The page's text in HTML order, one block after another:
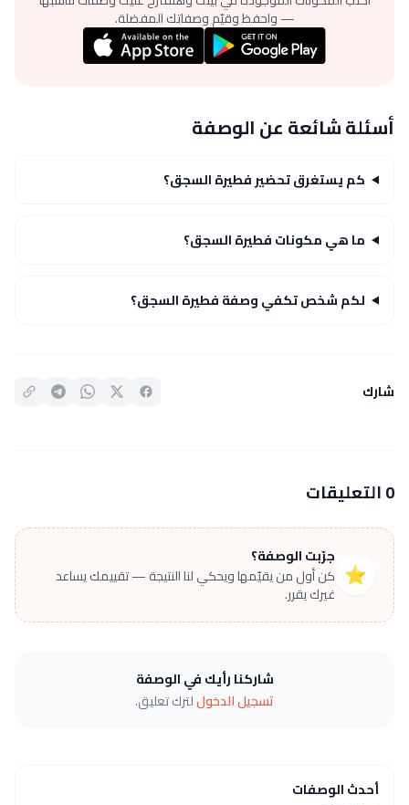
— واحفظ وقيّم وصفاتك المفضلة.
أسئلة شائعة عن الوصفة
كم يستغرق تحضير فطيرة السجق؟
ما هي مكونات فطيرة السجق؟
لكم شخص تكفي وصفة فطيرة السجق؟
شارك
0 التعليقات
⭐
جرّبت الوصفة؟
كن أول من يقيّمها ويحكي لنا النتيجة — تقييمك يساعد
غيرك يقرر.
شاركنا رأيك في الوصفة
تسجيل الدخوللترك تعليق.
أحدث الوصفات